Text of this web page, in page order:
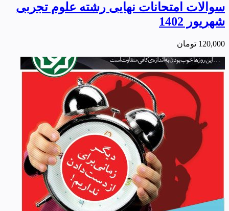
سوالات امتحانات نهایی رشته علوم تجربی
شهریور 1402
120,000 تومان